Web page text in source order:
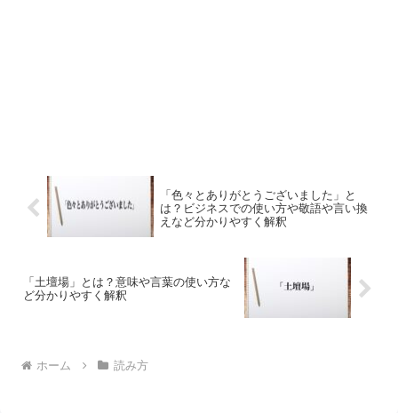
「色々とありがとうございました」と
は？ビジネスでの使い方や敬語や言い換
えなど分かりやすく解釈
「土壇場」とは？意味や言葉の使い方な
ど分かりやすく解釈
ホーム 読み方